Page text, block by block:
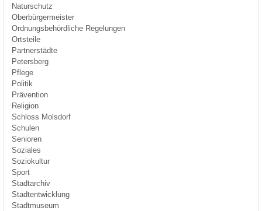
Naturschutz
Oberbürgermeister
Ordnungsbehördliche Regelungen
Ortsteile
Partnerstädte
Petersberg
Pflege
Politik
Prävention
Religion
Schloss Molsdorf
Schulen
Senioren
Soziales
Soziokultur
Sport
Stadtarchiv
Stadtentwicklung
Stadtmuseum